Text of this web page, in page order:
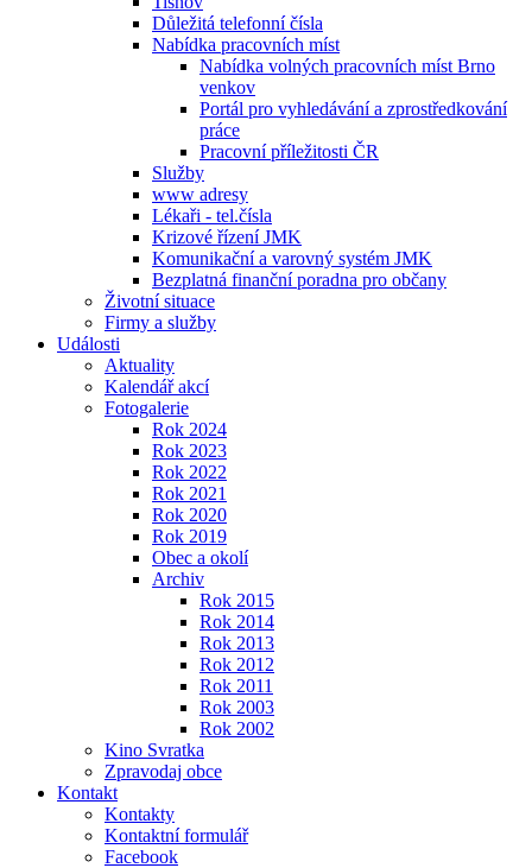
Důležitá telefonní čísla
Nabídka pracovních míst
Nabídka volných pracovních míst Brno
venkov
Portál pro vyhledávání a zprostředkování
práce
Pracovní příležitosti ČR
Služby
www adresy
Lékaři - tel.čísla
Krizové řízení JMK
Komunikační a varovný systém JMK
Bezplatná finanční poradna pro občany
Životní situace
Firmy a služby
Události
Aktuality
Kalendář akcí
Fotogalerie
Rok 2024
Rok 2023
Rok 2022
Rok 2021
Rok 2020
Rok 2019
Obec a okolí
Archiv
Rok 2015
Rok 2014
Rok 2013
Rok 2012
Rok 2011
Rok 2003
Rok 2002
Kino Svratka
Zpravodaj obce
Kontakt
Kontakty
Kontaktní formulář
Facebook